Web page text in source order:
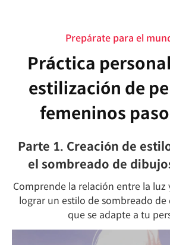
Prepárate para el
Práctica
estilización de
femeninos
Parte 1. Creación de
el sombreado de
Comprende la relación entre la luz
lograr un estilo de sombreado
que se adapte a tu